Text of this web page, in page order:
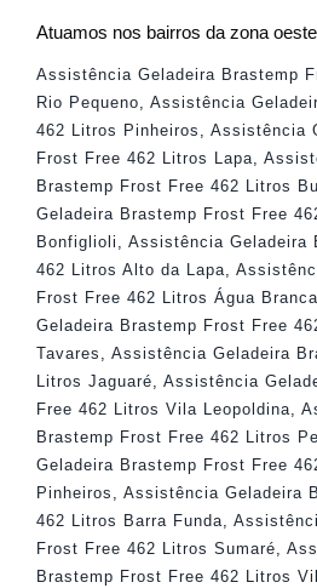
Atuamos nos bairros da zona oeste
Assistência Geladeira Brastemp
Rio Pequeno, Assistência
462 Litros Pinheiros , Assistência
Frost Free 462 Litros Lapa,
Brastemp Frost Free 462 Litros
Geladeira Brastemp Frost Free
Bonfiglioli , Assistência Geladeira
462 Litros Alto da Lapa,
Frost Free 462 Litros Água Branca
Geladeira Brastemp Frost Free
Tavares , Assistência Geladeira
Litros Jaguaré, Assistência
Free 462 Litros Vila Leopoldina,
Brastemp Frost Free 462 Litros
Geladeira Brastemp Frost Free
Pinheiros , Assistência Geladeira
462 Litros Barra Funda,
Frost Free 462 Litros Sumaré,
Brastemp Frost Free 462 Litros